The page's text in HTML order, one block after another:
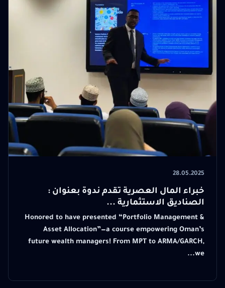
28.05.2025
خبراء المال العصرية تقدم ندوة بعنوان :
الصناديق الاستثمارية ...
Honored to have presented “Portfolio Management &
Asset Allocation”—a course empowering Oman’s
future wealth managers! From MPT to ARMA/GARCH,
we...